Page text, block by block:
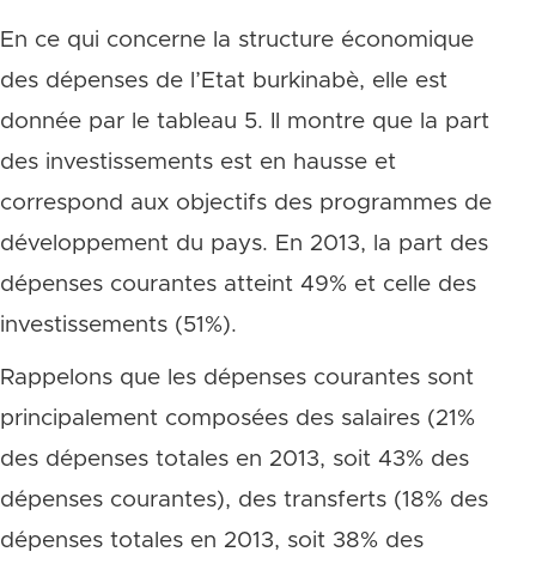
En ce qui concerne la structure économique
des dépenses de l’Etat burkinabè, elle est
donnée par le tableau 5. Il montre que la part
des investissements est en hausse et
correspond aux objectifs des programmes de
développement du pays. En 2013, la part des
dépenses courantes atteint 49% et celle des
investissements (51%).
Rappelons que les dépenses courantes sont
principalement composées des salaires (21%
des dépenses totales en 2013, soit 43% des
dépenses courantes), des transferts (18% des
dépenses totales en 2013, soit 38% des